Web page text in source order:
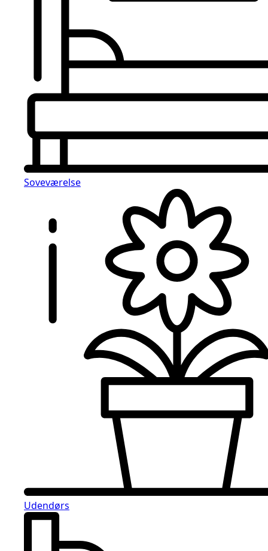
Soveværelse
Udendørs